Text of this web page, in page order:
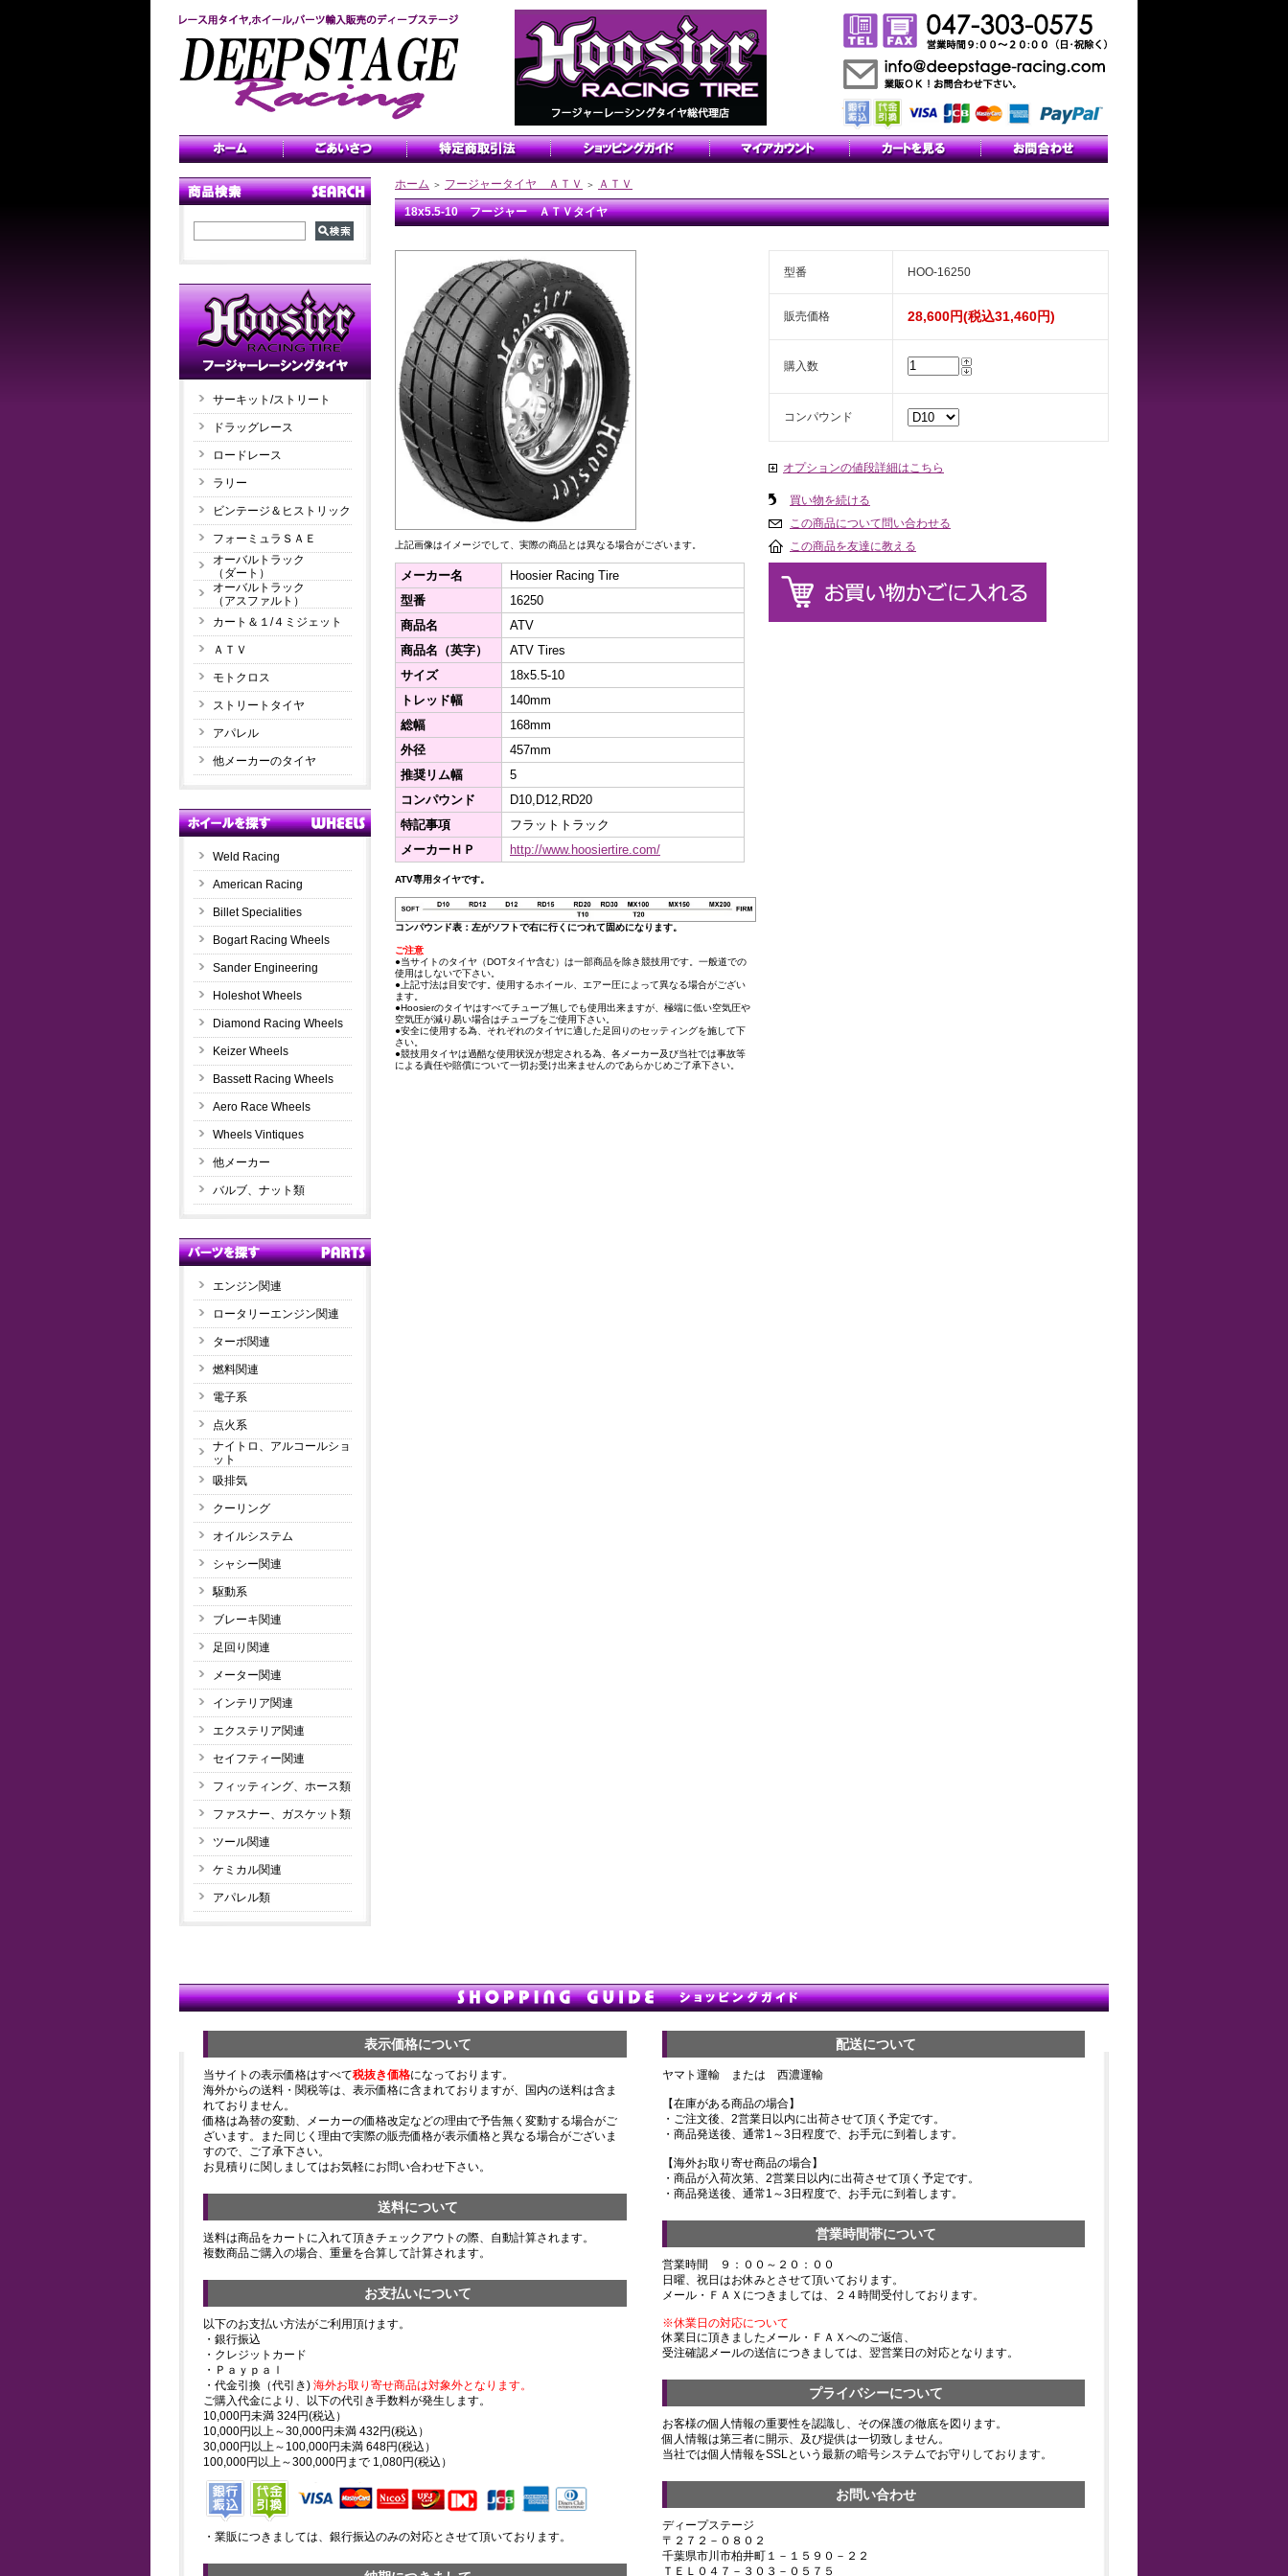
サーキット/ストリート
ドラッグレース
ロードレース
ラリー
ビンテージ＆ヒストリック
フォーミュラＳＡＥ
オーバルトラック
（ダート）
オーバルトラック
（アスファルト）
カート＆１/４ミジェット
ＡＴＶ
モトクロス
ストリートタイヤ
アパレル
他メーカーのタイヤ
Weld Racing
American Racing
Billet Specialities
Bogart Racing Wheels
Sander Engineering
Holeshot Wheels
Diamond Racing Wheels
Keizer Wheels
Bassett Racing Wheels
Aero Race Wheels
Wheels Vintiques
他メーカー
バルブ、ナット類
エンジン関連
ロータリーエンジン関連
ターボ関連
燃料関連
電子系
点火系
ナイトロ、アルコールショ
ット
吸排気
クーリング
オイルシステム
シャシー関連
駆動系
ブレーキ関連
足回り関連
メーター関連
インテリア関連
エクステリア関連
セイフティー関連
フィッティング、ホース類
ファスナー、ガスケット類
ツール関連
ケミカル関連
アパレル類
ホーム ＞ フージャータイヤ ＡＴＶ ＞ ＡＴＶ
18x5.5-10 フージャー ＡＴＶタイヤ
上記画像はイメージでして、実際の商品とは異なる場合がございます。
メーカー名
Hoosier Racing Tire
型番
16250
商品名
ATV
商品名（英字）
ATV Tires
サイズ
18x5.5-10
トレッド幅
140mm
総幅
168mm
外径
457mm
推奨リム幅
5
コンパウンド
D10,D12,RD20
特記事項
フラットトラック
メーカーＨＰ
http://www.hoosiertire.com/
ATV専用タイヤです。
コンパウンド表：左がソフトで右に行くにつれて固めになります。
ご注意
●当サイトのタイヤ（DOTタイヤ含む）は一部商品を除き競技用です。一般道での
使用はしないで下さい。
●上記寸法は目安です。使用するホイール、エアー圧によって異なる場合がござい
ます。
●Hoosierのタイヤはすべてチューブ無しでも使用出来ますが、極端に低い空気圧や
空気圧が減り易い場合はチューブをご使用下さい。
●安全に使用する為、それぞれのタイヤに適した足回りのセッティングを施して下
さい。
●競技用タイヤは過酷な使用状況が想定される為、各メーカー及び当社では事故等
による責任や賠償について一切お受け出来ませんのであらかじめご了承下さい。
型番 HOO-16250
販売価格 28,600円(税込31,460円)
購入数
コンパウンド
オプションの値段詳細はこちら
買い物を続ける
この商品について問い合わせる
この商品を友達に教える
表示価格について
当サイトの表示価格はすべて税抜き価格になっております。
海外からの送料・関税等は、表示価格に含まれておりますが、国内の送料は含ま
れておりません。
価格は為替の変動、メーカーの価格改定などの理由で予告無く変動する場合がご
ざいます。また同じく理由で実際の販売価格が表示価格と異なる場合がございま
すので、ご了承下さい。
お見積りに関しましてはお気軽にお問い合わせ下さい。
送料について
送料は商品をカートに入れて頂きチェックアウトの際、自動計算されます。
複数商品ご購入の場合、重量を合算して計算されます。
お支払いについて
以下のお支払い方法がご利用頂けます。
・銀行振込
・クレジットカード
・Ｐａｙｐａｌ
・代金引換（代引き) 海外お取り寄せ商品は対象外となります。
ご購入代金により、以下の代引き手数料が発生します。
10,000円未満 324円(税込）
10,000円以上～30,000円未満 432円(税込）
30,000円以上～100,000円未満 648円(税込）
100,000円以上～300,000円まで 1,080円(税込）
・業販につきましては、銀行振込のみの対応とさせて頂いております。
配送について
ヤマト運輸 または 西濃運輸
【在庫がある商品の場合】
・ご注文後、2営業日以内に出荷させて頂く予定です。
・商品発送後、通常1～3日程度で、お手元に到着します。
【海外お取り寄せ商品の場合】
・商品が入荷次第、2営業日以内に出荷させて頂く予定です。
・商品発送後、通常1～3日程度で、お手元に到着します。
営業時間帯について
営業時間 ９：００～２０：００
日曜、祝日はお休みとさせて頂いております。
メール・ＦＡＸにつきましては、２４時間受付しております。
※休業日の対応について
休業日に頂きましたメール・ＦＡＸへのご返信、
受注確認メールの送信につきましては、翌営業日の対応となります。
プライバシーについて
お客様の個人情報の重要性を認識し、その保護の徹底を図ります。
個人情報は第三者に開示、及び提供は一切致しません。
当社では個人情報をSSLという最新の暗号システムでお守りしております。
お問い合わせ
ディープステージ
〒２７２－０８０２
千葉県市川市柏井町１－１５９０－２２
ＴＥＬ０４７－３０３－０５７５